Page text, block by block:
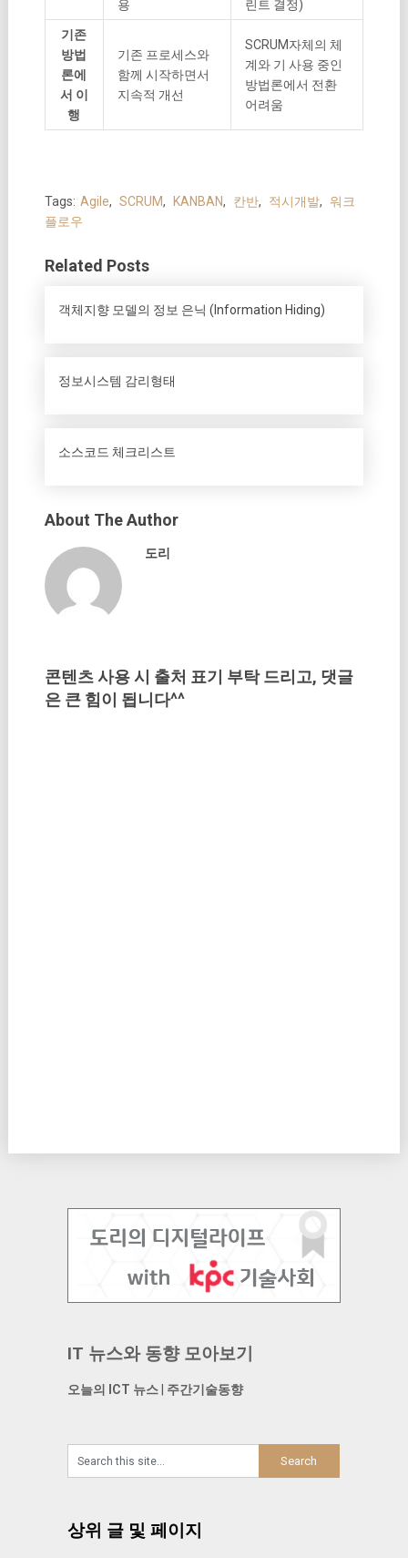
용 린트 결정)
기존
방법
론에
서 이
행
기존 프로세스와
함께 시작하면서
지속적 개선
SCRUM자체의 체
계와 기 사용 중인
방법론에서 전환
어려움
Tags: Agile, SCRUM, KANBAN, 칸반, 적시개발, 워크
플로우
Related Posts
객체지향 모델의 정보 은닉 (Information Hiding)
정보시스템 감리형태
소스코드 체크리스트
About The Author
도리
콘텐츠 사용 시 출처 표기 부탁 드리고, 댓글
은 큰 힘이 됩니다^^
IT 뉴스와 동향 모아보기
오늘의 ICT 뉴스| 주간기술동향
상위 글 및 페이지